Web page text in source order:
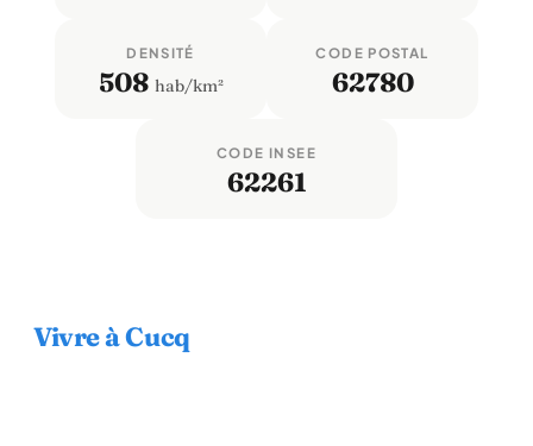
DENSITÉ
508 hab/km²
CODE POSTAL
62780
CODE INSEE
62261
Vivre à Cucq